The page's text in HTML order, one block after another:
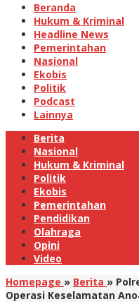
Beranda
Hukum & Kriminal
Headline News
Pemerintahan
Nasional
Ekobis
Politik
Podcast
Lainnya
Berita
Nasional
Hukum & Kriminal
Politik
Ekobis
Pemerintahan
Pendidikan
Olahraga
Opini
Video
Homepage » Berita »
Operasi Keselamatan